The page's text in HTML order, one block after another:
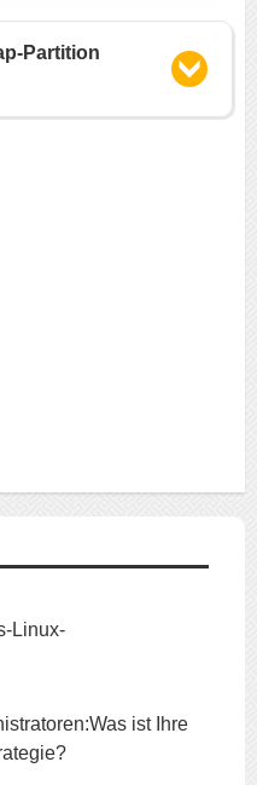
Partition
Linux-
ist Ihre